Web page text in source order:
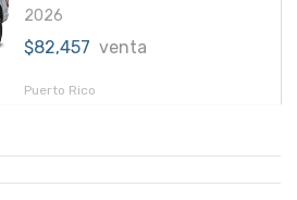
2026
$82,457 venta
Puerto Rico